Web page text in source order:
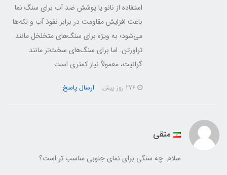
استفاده از نانو یا پوشش ضد آب برای سنگ نما
باعث افزایش مقاومت در برابر نفوذ آب و لکه‌ها
می‌شود؛ به ویژه برای سنگ‌های متخلخل مانند
تراورتن. اما برای سنگ‌های سخت‌تر مانند
گرانیت، معمولاً نیاز کمتری است.
ارسال پاسخ
متقی
سلام. چه سنگی برای نمای جنوبی مناسب تر است؟